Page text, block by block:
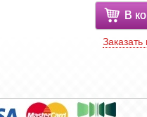
В
Заказать